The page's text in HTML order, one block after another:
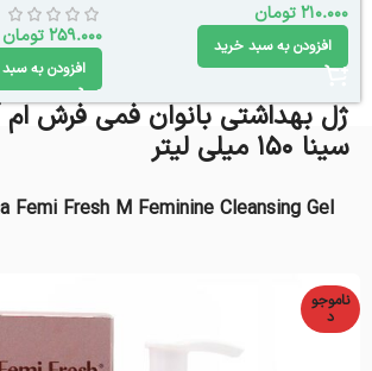
210.000تومان
افزودن به سبد خرید 259.000تومان
افزودن به
ژل بهداشتی بانوان فمی فرش
سینا 150 میلی لیتر
Femi Fresh M Feminine Cleansing Gel
ناموجو
د